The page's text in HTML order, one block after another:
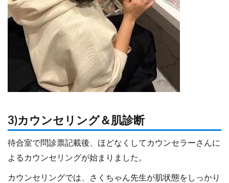
3)カウンセリング＆肌診断
待合室で問診票記載後、ほどなくしてカウンセラーさんに
よるカウンセリングが始まりました。
カウンセリングでは、さくちゃん先生が肌状態をしっかり